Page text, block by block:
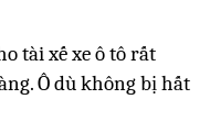
tài xế xe ô tô rất
Ô dù không bị hất